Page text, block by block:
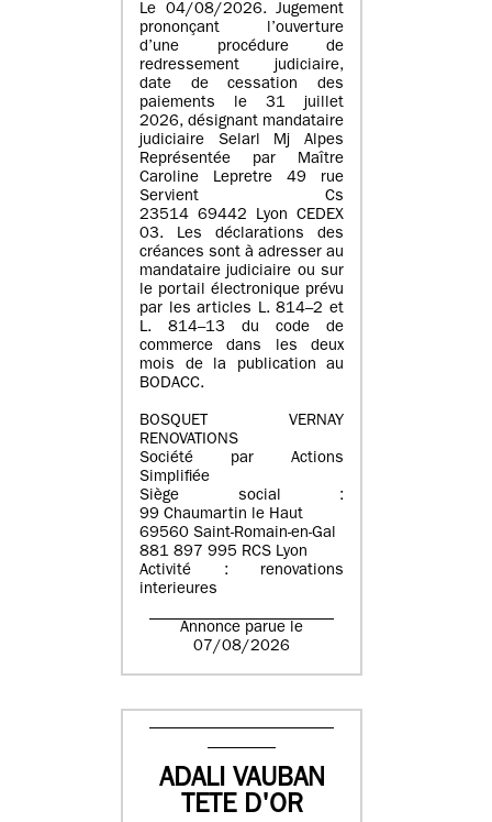
Le 04/08/2026. Jugement
prononçant l’ouverture
d’une procédure de
redressement judiciaire,
date de cessation des
paiements le 31 juillet
2026, désignant mandataire
judiciaire Selarl Mj Alpes
Représentée par Maître
Caroline Lepretre 49 rue
Servient Cs
23514 69442 Lyon CEDEX
03. Les déclarations des
créances sont à adresser au
mandataire judiciaire ou sur
le portail électronique prévu
par les articles L. 814–2 et
L. 814–13 du code de
commerce dans les deux
mois de la publication au
BODACC.
BOSQUET VERNAY
RENOVATIONS
Société par Actions
Simplifiée
Siège social :
99 Chaumartin le Haut
69560 Saint-Romain-en-Gal
881 897 995 RCS Lyon
Activité : renovations
interieures
Annonce parue le
07/08/2026
ADALI VAUBAN
TETE D'OR